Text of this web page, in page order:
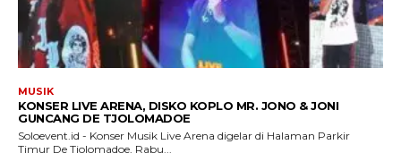
MUSIK
KONSER LIVE ARENA, DISKO KOPLO MR. JONO & JONI
GUNCANG DE TJOLOMADOE
Soloevent.id - Konser Musik Live Arena digelar di Halaman Parkir
Timur De Tjolomadoe, Rabu...